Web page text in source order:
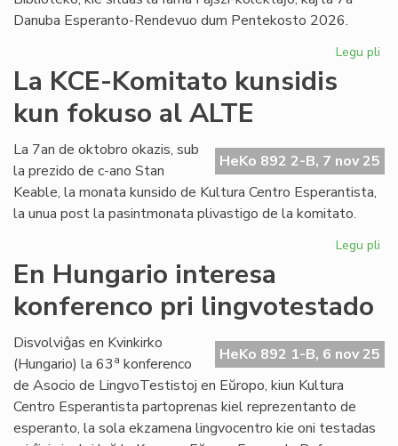
Danuba Esperanto-Rendevuo dum Pentekosto 2026.
Legu pli
La KCE-Komitato kunsidis
kun fokuso al ALTE
HeKo 892 2-B, 7 nov 25
La 7an de oktobro okazis, sub
la prezido de c-ano Stan
Keable, la monata kunsido de Kultura Centro Esperantista,
la unua post la pasintmonata plivastigo de la komitato.
Legu pli
En Hungario interesa
konferenco pri lingvotestado
HeKo 892 1-B, 6 nov 25
Disvolviĝas en Kvinkirko
(Hungario) la 63a konferenco
de Asocio de LingvoTestistoj en Eŭropo, kiun Kultura
Centro Esperantista partoprenas kiel reprezentanto de
esperanto, la sola ekzamena lingvocentro kie oni testadas